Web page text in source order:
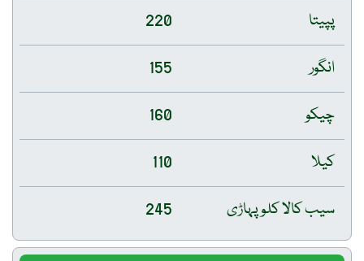
پپیتا
220
انگور
155
چیکو
160
کیلا
110
سیب کالا کلو پہاڑی
245